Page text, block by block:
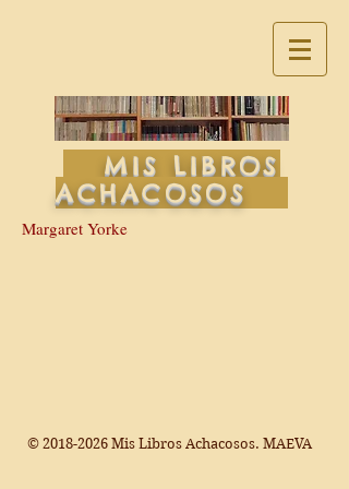
MIS LIBROS
ACHACOSOS
Margaret Yorke
© 2018-2026 Mis Libros Achacosos. MAEVA